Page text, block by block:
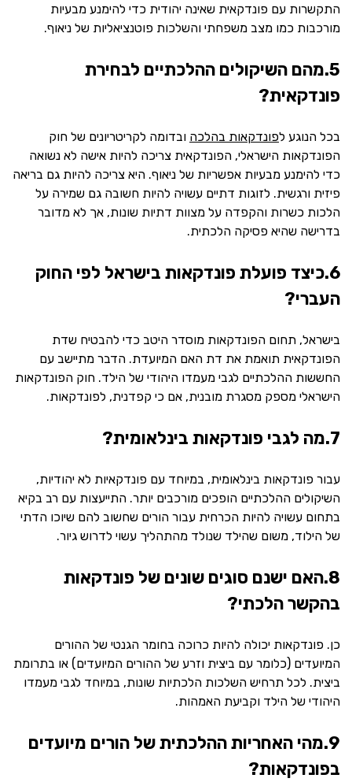
התקשרות עם פונדקאית שאינה יהודית כדי להימנע מבעיות
מורכבות כמו מצב משפחתי והשלכות פוטנציאליות של ניאוף.
5.מהם השיקולים ההלכתיים לבחירת
פונדקאית?
בכל הנוגע לפונדקאות בהלכה ובדומה לקריטריונים של חוק
הפונדקאות הישראלי, הפונדקאית צריכה להיות אישה לא נשואה
כדי להימנע מבעיות אפשריות של ניאוף. היא צריכה להיות גם בריאה
פיזית ורגשית. לזוגות דתיים עשויה להיות חשובה גם שמירה על
הלכות כשרות והקפדה על מצוות דתיות שונות, אך לא מדובר
בדרישה שהיא פסיקה הלכתית.
6.כיצד פועלת פונדקאות בישראל לפי החוק
העברי?
בישראל, תחום הפונדקאות מוסדר היטב כדי להבטיח שדת
הפונדקאית תואמת את דת האם המיועדת. הדבר מתיישב עם
החששות ההלכתיים לגבי מעמדו היהודי של הילד. חוק הפונדקאות
הישראלי מספק מסגרת מובנית, אם כי קפדנית, לפונדקאות.
7.מה לגבי פונדקאות בינלאומית?
עבור פונדקאות בינלאומית, במיוחד עם פונדקאיות לא יהודיות,
השיקולים ההלכתיים הופכים מורכבים יותר. התייעצות עם רב בקיא
בתחום עשויה להיות הכרחית עבור הורים שחשוב להם שיוכו הדתי
של הילוד, משום שהילד שנולד מהתהליך עשוי לדרוש גיור.
8.האם ישנם סוגים שונים של פונדקאות
בהקשר הלכתי?
כן. פונדקאות יכולה להיות כרוכה בחומר הגנטי של ההורים
המיועדים (כלומר עם ביצית וזרע של ההורים המיועדים) או בתרומת
ביצית. לכל תרחיש השלכות הלכתיות שונות, במיוחד לגבי מעמדו
היהודי של הילד וקביעת האמהות.
9.מהי האחריות ההלכתית של הורים מיועדים
בפונדקאות?